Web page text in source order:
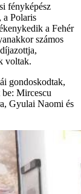
fényképész
a Polaris
a Fehér
számos
voltak.
gondoskodtak,
Mircescu
Gyulai Naomi és